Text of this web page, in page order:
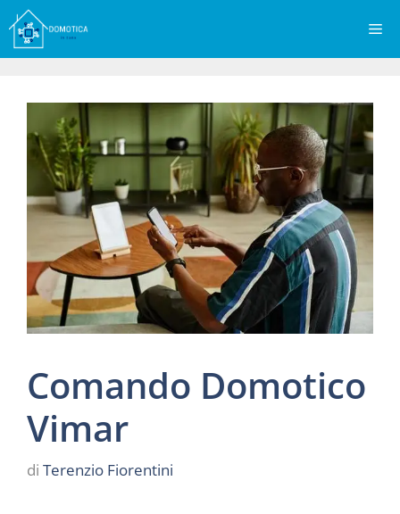
Vai
al
contenuto
Comando Domotico
Vimar
di Terenzio Fiorentini